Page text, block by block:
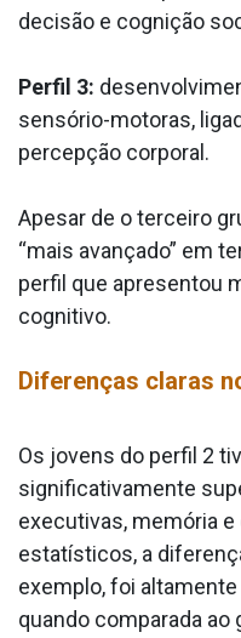
decisão e cognição
Perfil 3:
sensório-motoras,
percepção corporal.
Apesar de o terceiro
“mais avançado” em
perfil que apresentou
cognitivo.
Diferenças claras
Os jovens do perfil 2
significativamente
executivas, memória
estatísticos, a
exemplo, foi
quando comparada